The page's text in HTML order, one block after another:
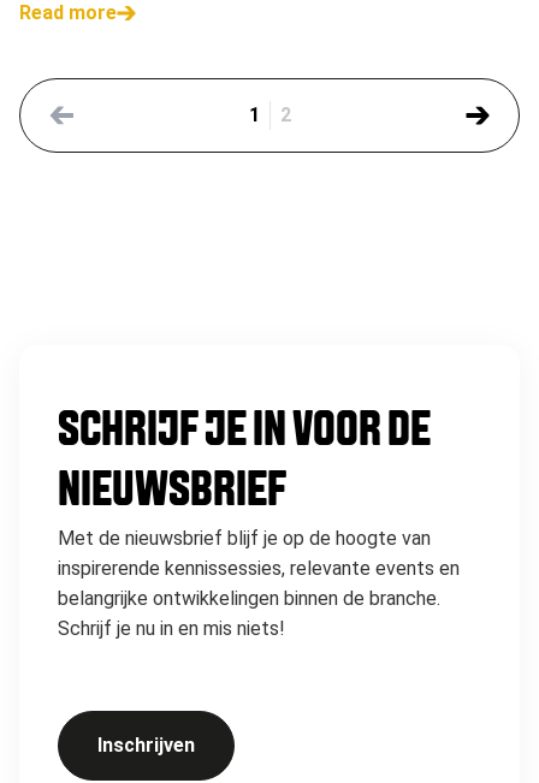
Read more
1 2
SCHRIJF JE IN VOOR DE
NIEUWSBRIEF
Met de nieuwsbrief blijf je op de hoogte van
inspirerende kennissessies, relevante events en
belangrijke ontwikkelingen binnen de branche.
Schrijf je nu in en mis niets!
Inschrijven